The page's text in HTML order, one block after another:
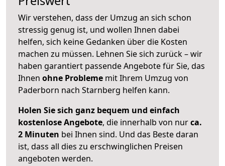
Wir verstehen, dass der Umzug an sich schon
stressig genug ist, und wollen Ihnen dabei
helfen, sich keine Gedanken über die Kosten
machen zu müssen. Lehnen Sie sich zurück – wir
haben garantiert passende Angebote für Sie, das
Ihnen ohne Probleme mit Ihrem Umzug von
Paderborn nach Starnberg helfen kann.
Holen Sie sich ganz bequem und einfach
kostenlose Angebote, die innerhalb von nurca.
2 Minuten bei Ihnen sind. Und das Beste daran
ist, dass all dies zu erschwinglichen Preisen
angeboten werden.